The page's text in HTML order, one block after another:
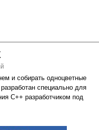
EZX
и собирать одноцветные
специально для
C++ разработчиком под